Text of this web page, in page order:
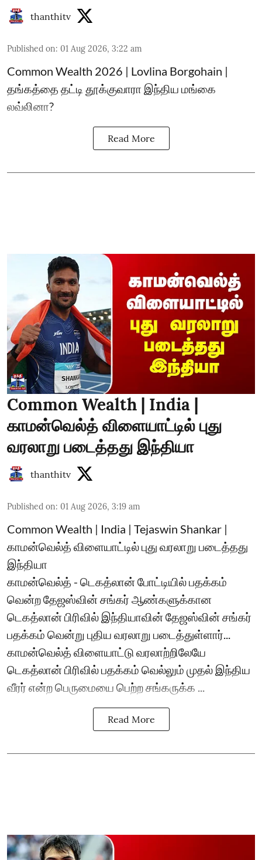
thanthitv
Published on: 01 Aug 2026, 3:22 am
Common Wealth 2026 | Lovlina Borgohain |
தங்கத்தை தட்டி தூக்குவாரா இந்திய மங்கை
லவ்லினா?
Read More
Common Wealth | India |
காமன்வெல்த் விளையாட்டில் புது
வரலாறு படைத்தது இந்தியா
thanthitv
Published on: 01 Aug 2026, 3:19 am
Common Wealth | India | Tejaswin Shankar |
காமன்வெல்த் விளையாட்டில் புது வரலாறு படைத்தது
இந்தியா
காமன்வெல்த் - டெகத்லான் போட்டியில் பதக்கம்
வென்ற தேஜஸ்வின் சங்கர் ஆண்களுக்கான
டெகத்லான் பிரிவில் இந்தியாவின் தேஜஸ்வின் சங்கர்
பதக்கம் வென்று புதிய வரலாறு படைத்துள்ளார்...
காமன்வெல்த் விளையாட்டு வரலாற்றிலேயே
டெகத்லான் பிரிவில் பதக்கம் வெல்லும் முதல் இந்திய
வீரர் என்ற பெருமையை பெற்ற சங்கருக்க ...
Read More